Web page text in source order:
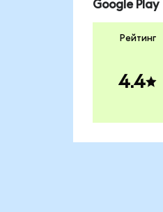
Google Play
Рейтинг
4.4